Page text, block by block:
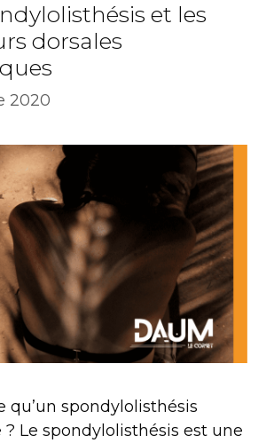
et les
dorsales
2020
qu’un spondylolisthésis
? Le spondylolisthésis est une